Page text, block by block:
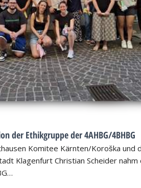
der Ethikgruppe der 4AHBG/4BHBG
Komitee Kärnten/Koroška und
Klagenfurt Christian Scheider nahm